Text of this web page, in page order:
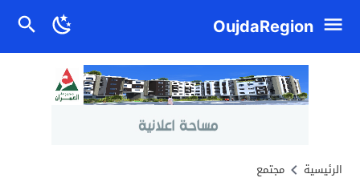
OujdaRegion
الرئيسية مجتمع